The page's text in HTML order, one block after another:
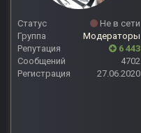
Статус
Не в сети
Группа
Модераторы
Репутация
6 443
Сообщений
4702
Регистрация
27.06.2020